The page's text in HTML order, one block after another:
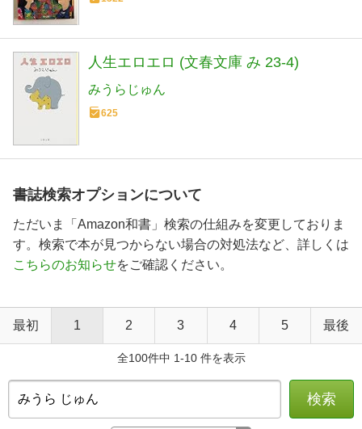
人生エロエロ (文春文庫 み 23-4)
みうらじゅん
625
書誌検索オプションについて
ただいま「Amazon和書」検索の仕組みを変更しておりま
す。検索で本が見つからない場合の対処法など、詳しくは
こちらのお知らせをご確認ください。
最初 1 2 3 4 5 最後
全100件中 1-10 件を表示
検索